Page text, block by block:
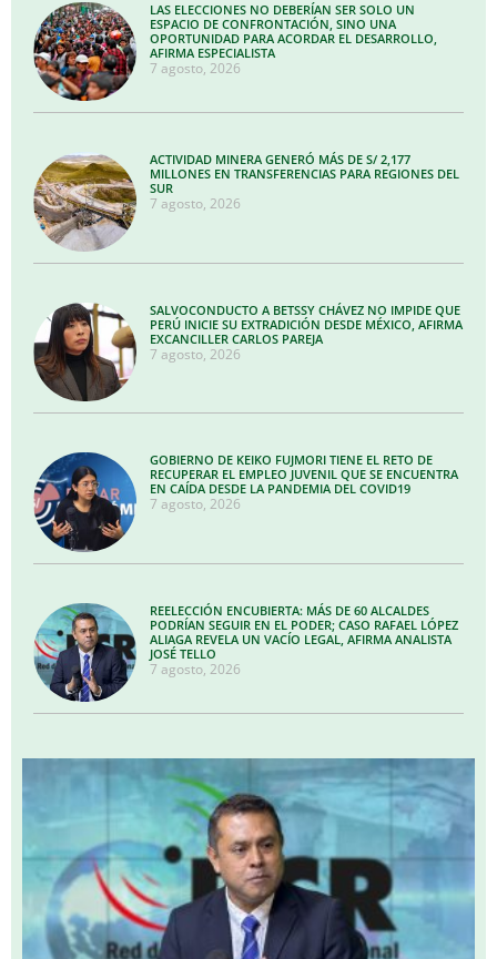
LAS ELECCIONES NO DEBERÍAN SER SOLO UN
ESPACIO DE CONFRONTACIÓN, SINO UNA
OPORTUNIDAD PARA ACORDAR EL DESARROLLO,
AFIRMA ESPECIALISTA
7 agosto, 2026
ACTIVIDAD MINERA GENERÓ MÁS DE S/ 2,177
MILLONES EN TRANSFERENCIAS PARA REGIONES DEL
SUR
7 agosto, 2026
SALVOCONDUCTO A BETSSY CHÁVEZ NO IMPIDE QUE
PERÚ INICIE SU EXTRADICIÓN DESDE MÉXICO, AFIRMA
EXCANCILLER CARLOS PAREJA
7 agosto, 2026
GOBIERNO DE KEIKO FUJMORI TIENE EL RETO DE
RECUPERAR EL EMPLEO JUVENIL QUE SE ENCUENTRA
EN CAÍDA DESDE LA PANDEMIA DEL COVID19
7 agosto, 2026
REELECCIÓN ENCUBIERTA: MÁS DE 60 ALCALDES
PODRÍAN SEGUIR EN EL PODER; CASO RAFAEL LÓPEZ
ALIAGA REVELA UN VACÍO LEGAL, AFIRMA ANALISTA
JOSÉ TELLO
7 agosto, 2026